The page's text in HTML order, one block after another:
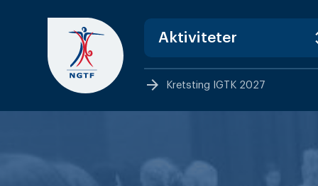
content
arrow_forward Kretsting IGTK 2027